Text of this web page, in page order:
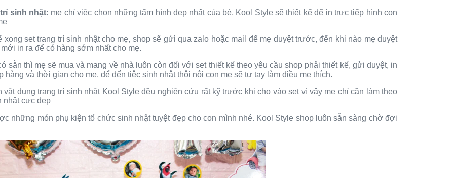
sinh nhật: mẹ chỉ việc chọn những tấm hình đẹp nhất của bé, Kool Style sẽ thiết kế để in trực tiếp hình con
set trang trí sinh nhật cho mẹ, shop sẽ gửi qua zalo hoặc mail để mẹ duyệt trước, đến khi nào mẹ duyệt
in ra để có hàng sớm nhất cho mẹ.
sẵn thì mẹ sẽ mua và mang về nhà luôn còn đối với set thiết kế theo yêu cầu shop phải thiết kế, gửi duyệt, in
hàng và thời gian cho mẹ, để đến tiệc sinh nhật thôi nôi con mẹ sẽ tự tay làm điều mẹ thích.
vật dụng trang trí sinh nhật Kool Style đều nghiên cứu rất kỹ trước khi cho vào set vì vậy mẹ chỉ cần làm theo
nhật cực đẹp
những món phụ kiện tổ chức sinh nhật tuyệt đẹp cho con mình nhé. Kool Style shop luôn sẵn sàng chờ đợi